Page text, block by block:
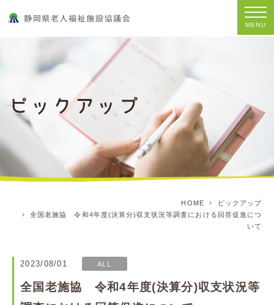
MENU
HOME
ピックアップ
全国老施協 令和4年度(決算分)収支状況等調査における回答促進につ
いて
2023/08/01 ALL
全国老施協 令和4年度(決算分)収支状況等